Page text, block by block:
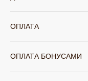
ОПЛАТА
ОПЛАТА БОНУСАМИ